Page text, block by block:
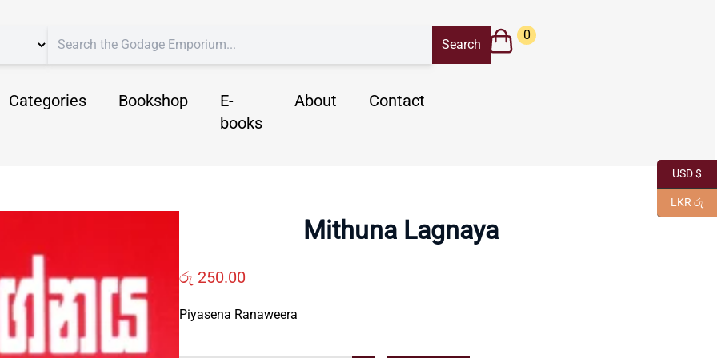
Categories Bookshop
E-
books
About Contact
0
Mithuna Lagnaya
රු 250.00
Piyasena Ranaweera
USD $
LKR රු